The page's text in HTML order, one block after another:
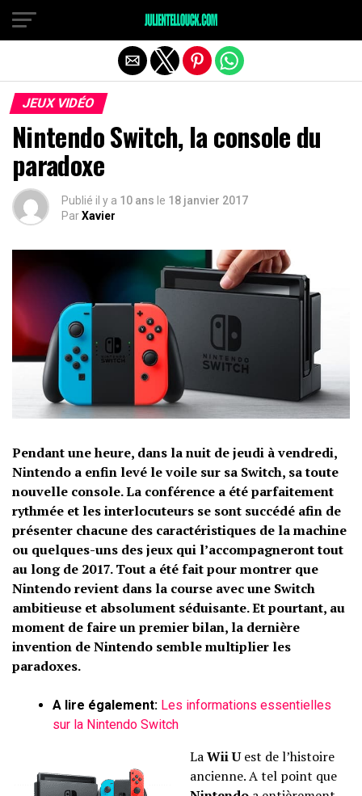
JEUX VIDÉO
Nintendo Switch, la console du
paradoxe
Publié il y a 10 ans le 18 janvier 2017
ParXavier
Pendant une heure, dans la nuit de jeudi à vendredi,
Nintendo a enfin levé le voile sur sa Switch, sa toute
nouvelle console. La conférence a été parfaitement
rythmée et les interlocuteurs se sont succédé afin de
présenter chacune des caractéristiques de la machine
ou quelques-uns des jeux qui l’accompagneront tout
au long de 2017. Tout a été fait pour montrer que
Nintendo revient dans la course avec une Switch
ambitieuse et absolument séduisante. Et pourtant, au
moment de faire un premier bilan, la dernière
invention de Nintendo semble multiplier les
paradoxes.
A lire également: Les informations essentielles
sur la Nintendo Switch
LaWii Uest de l’histoire
ancienne. A tel point que